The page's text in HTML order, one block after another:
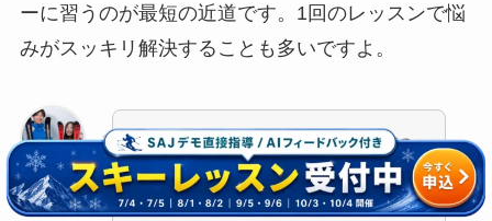
ーに習うのが最短の近道です。1回のレッスンで悩
みがスッキリ解決することも多いですよ。
ワタル・桃子
もっと早く確実に止まれるように
なりたい方は、オンラインレッス
ンや対面レッスンもご用意してい